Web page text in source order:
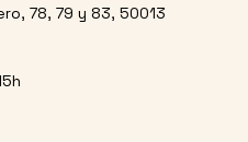
78, 79 y 83, 50013